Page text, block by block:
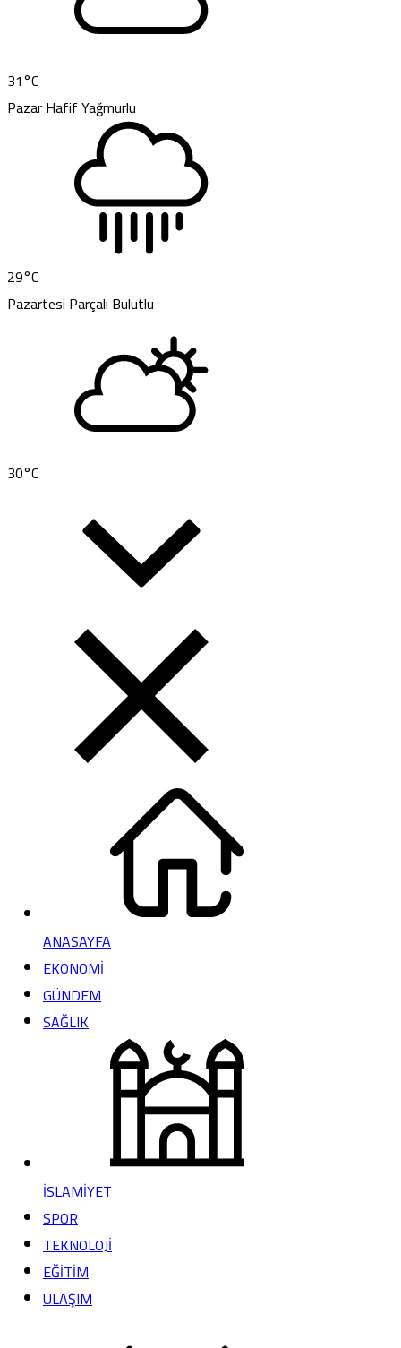
31°C
PazarHafif Yağmurlu
29°C
Pazartesi Parçalı Bulutlu
30°C
ANASAYFA
EKONOMİ
GÜNDEM
SAĞLIK
İSLAMİYET
SPOR
TEKNOLOJİ
EĞİTİM
ULAŞIM